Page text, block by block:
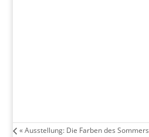
«Ausstellung: Die Farben des Sommers